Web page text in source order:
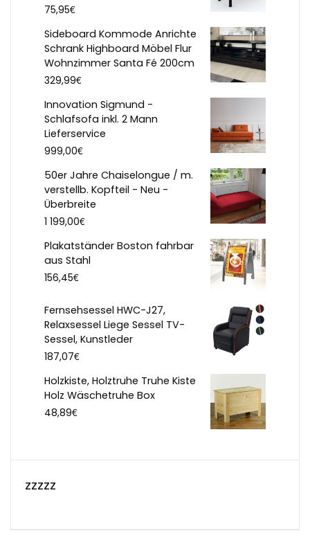
75,95€
Sideboard Kommode Anrichte
Schrank Highboard Möbel Flur
Wohnzimmer Santa Fé 200cm
329,99€
Innovation Sigmund -
Schlafsofa inkl. 2 Mann
Lieferservice
999,00€
50er Jahre Chaiselongue / m.
verstellb. Kopfteil - Neu -
Überbreite
1 199,00€
Plakatständer Boston fahrbar
aus Stahl
156,45€
Fernsehsessel HWC-J27,
Relaxsessel Liege Sessel TV-
Sessel, Kunstleder
187,07€
Holzkiste, Holztruhe Truhe Kiste
Holz Wäschetruhe Box
48,89€
zzzzz